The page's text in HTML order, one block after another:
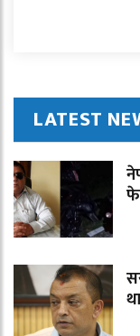
LATEST